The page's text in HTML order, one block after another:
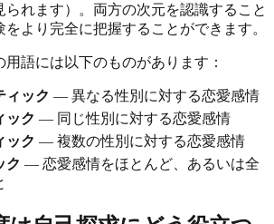
られます）。両方の次元を認識すること
より完全に把握することができます。
語には以下のものがあります：
ィック — 異なる性別に対する恋愛感情
ック — 同じ性別に対する恋愛感情
ック — 複数の性別に対する恋愛感情
ク — 恋愛感情をほとんど、あるいは全